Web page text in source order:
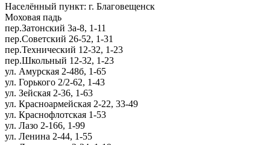
Населённый пункт: г. Благовещенск
Моховая падь
пер.Затонский 3а-8, 1-11
пер.Советский 26-52, 1-31
пер.Технический 12-32, 1-23
пер.Школьный 12-32, 1-23
ул. Амурская 2-48б, 1-65
ул. Горького 2/2-62, 1-43
ул. Зейская 2-36, 1-63
ул. Красноармейская 2-22, 33-49
ул. Краснофлотская 1-53
ул. Лазо 2-166, 1-99
ул. Ленина 2-44, 1-55